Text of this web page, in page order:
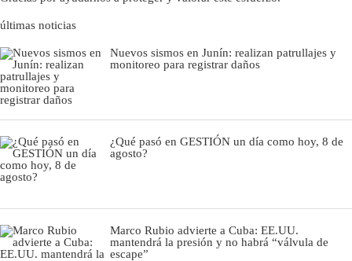
últimas noticias
Nuevos sismos en Junín: realizan patrullajes y
monitoreo para registrar daños
¿Qué pasó en GESTIÓN un día como hoy, 8 de
agosto?
Marco Rubio advierte a Cuba: EE.UU.
mantendrá la presión y no habrá “válvula de
escape”